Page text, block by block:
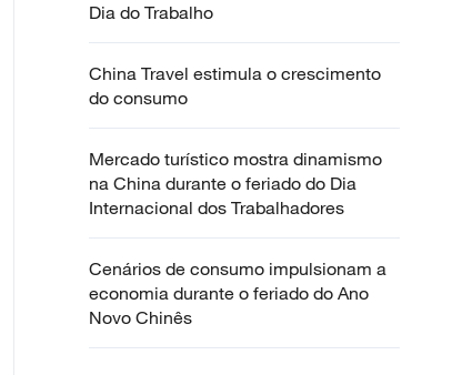
Dia do Trabalho
China Travel estimula o crescimento
do consumo
Mercado turístico mostra dinamismo
na China durante o feriado do Dia
Internacional dos Trabalhadores
Cenários de consumo impulsionam a
economia durante o feriado do Ano
Novo Chinês